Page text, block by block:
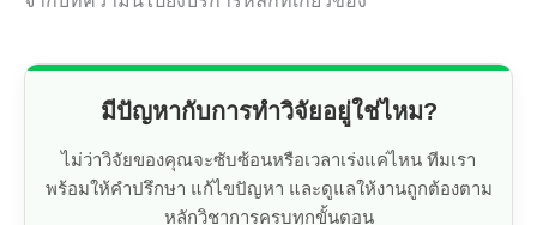
มีปัญหากับการทำวิจัยอยู่ใช่ไหม?
ไม่ว่าวิจัยของคุณจะซับซ้อนหรือเวลาเร่งแค่ไหน ทีมเรา
พร้อมให้คำปรึกษา แก้ไขปัญหา และดูแลให้งานถูกต้องตาม
หลักวิชาการครบทุกขั้นตอน